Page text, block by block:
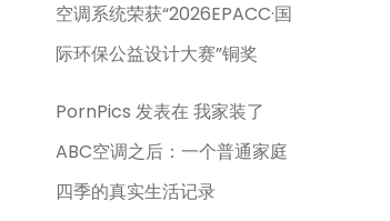
空调系统荣获“2026EPACC·国
际环保公益设计大赛”铜奖
PornPics 发表在我家装了
ABC空调之后：一个普通家庭
四季的真实生活记录